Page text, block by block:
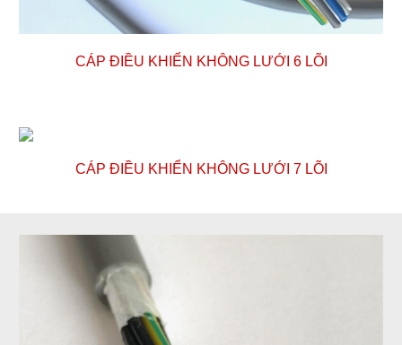
CÁP ĐIỀU KHIỂN KHÔNG LƯỚI 6LÕI
CÁP ĐIỀU KHIỂN KHÔNG LƯỚI 7LÕI